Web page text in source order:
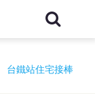
台鐵站住宅接棒